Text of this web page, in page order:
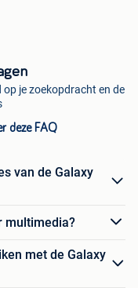
je zoekopdracht en de
deze FAQ
van de Galaxy
multimedia?
met de Galaxy